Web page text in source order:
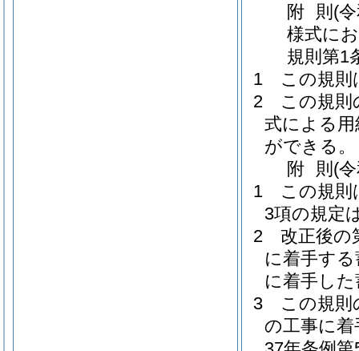
附 則 (
様式に
規則第1
1
この規則
2
この規則
式による
ができる。
附 則 (
1
この規則
3項の規定
2
改正後の
に着手す
に着手し
3
この規則
の工事に着